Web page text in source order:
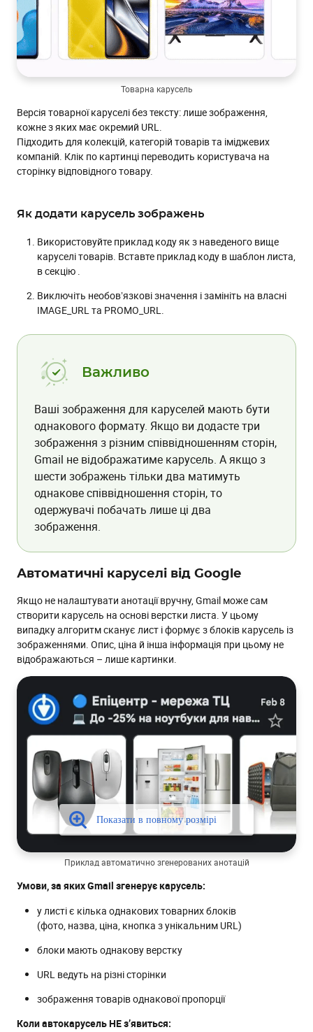
Товарна карусель
Версія товарної каруселі без тексту: лише зображення,
кожне з яких має окремий URL.
Підходить для колекцій, категорій товарів та іміджевих
компаній. Клік по картинці переводить користувача на
сторінку відповідного товару.
Як додати карусель зображень
Використовуйте приклад коду як з наведеного вище
каруселі товарів. Вставте приклад коду в шаблон листа,
в секцію .
Виключіть необовʼязкові значення і замініть на власні
IMAGE_URL та PROMO_URL.
Важливо
Ваші зображення для каруселей мають бути
однакового формату. Якщо ви додасте три
зображення з різним співвідношенням сторін,
Gmail не відображатиме карусель. А якщо з
шести зображень тільки два матимуть
однакове співвідношення сторін, то
одержувачі побачать лише ці два
зображення.
Автоматичні каруселі від Google
Якщо не налаштувати анотації вручну, Gmail може сам
створити карусель на основі верстки листа. У цьому
випадку алгоритм сканує лист і формує з блоків карусель із
зображеннями. Опис, ціна й інша інформація при цьому не
відображаються – лише картинки.
Приклад автоматично згенерованих анотацій
Умови, за яких Gmail згенерує карусель:
у листі є кілька однакових товарних блоків
(фото, назва, ціна, кнопка з унікальним URL)
блоки мають однакову верстку
URL ведуть на різні сторінки
зображення товарів однакової пропорції
Коли автокарусель НЕ з’явиться: